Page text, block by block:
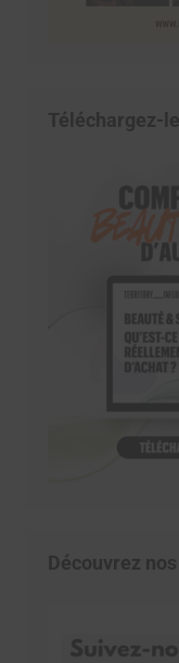
Téléchargez-
Découvrez